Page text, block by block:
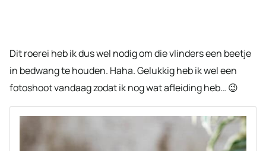
Dit roerei heb ik dus wel nodig om die vlinders een beetje
in bedwang te houden. Haha. Gelukkig heb ik wel een
fotoshoot vandaag zodat ik nog wat afleiding heb… 😉